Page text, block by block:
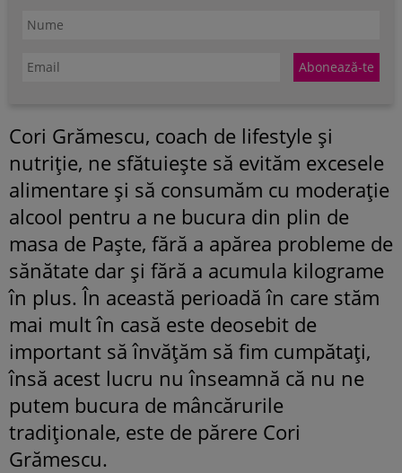
Cori Grămescu, coach de lifestyle și
nutriție, ne sfătuiește să evităm excesele
alimentare și să consumăm cu moderație
alcool pentru a ne bucura din plin de
masa de Paște, fără a apărea probleme de
sănătate dar și fără a acumula kilograme
în plus. În această perioadă în care stăm
mai mult în casă este deosebit de
important să învățăm să fim cumpătați,
însă acest lucru nu înseamnă că nu ne
putem bucura de mâncărurile
tradiționale, este de părere Cori
Grămescu.